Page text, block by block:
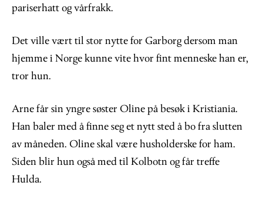
pariserhatt og vårfrakk.
Det ville vært til stor nytte for Garborg dersom man
hjemme i Norge kunne vite hvor fint menneske han er,
tror hun.
Arne får sin yngre søster Oline på besøk i Kristiania.
Han baler med å finne seg et nytt sted å bo fra slutten
av måneden. Oline skal være husholderske for ham.
Siden blir hun også med til Kolbotn og får treffe
Hulda.